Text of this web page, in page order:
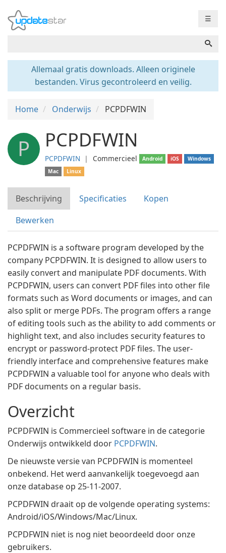
☰
Allemaal gratis downloads. Alleen originele
bestanden. Virus gecontroleerd en veilig.
Home Onderwijs PCPDFWIN
P PCPDFWIN
PCPDFWIN ❘ Commercieel Android iOS
Windows
Mac
Linux
Beschrijving Specificaties
Kopen
Bewerken
PCPDFWIN is a software program developed by the
company PCPDFWIN. It is designed to allow users to
easily convert and manipulate PDF documents. With
PCPDFWIN, users can convert PDF files into other file
formats such as Word documents or images, and can
also split or merge PDFs. The program offers a range
of editing tools such as the ability to add comments or
highlight text, and also includes security features to
encrypt or password-protect PDF files. The user-
friendly interface and comprehensive features make
PCPDFWIN a valuable tool for anyone who deals with
PDF documents on a regular basis.
Overzicht
PCPDFWIN is Commercieel software in de categorie
Onderwijs ontwikkeld door PCPDFWIN.
De nieuwste versie van PCPDFWIN is momenteel
onbekend. Het werd aanvankelijk toegevoegd aan
onze database op 25-11-2007.
PCPDFWIN draait op de volgende operating systems:
Android/iOS/Windows/Mac/Linux.
PCPDFWIN niet is nog niet beoordeeld door onze
gebruikers.